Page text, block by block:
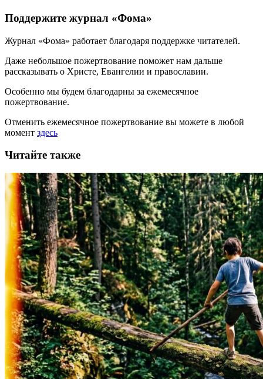
Поддержите журнал «Фома»
Журнал «Фома» работает благодаря поддержке читателей.
Даже небольшое пожертвование поможет нам дальше
рассказывать о Христе, Евангелии и православии.
Особенно мы будем благодарны за ежемесячное
пожертвование.
Отменить ежемесячное пожертвование вы можете в любой
момент здесь
Читайте также